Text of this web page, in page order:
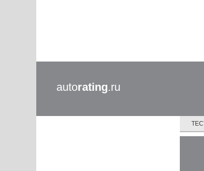
autorating.ru